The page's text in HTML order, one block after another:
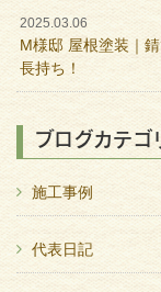
2025.03.06
M様邸 屋根塗装｜
長持ち！
ブログカテゴ
施工事例
代表日記